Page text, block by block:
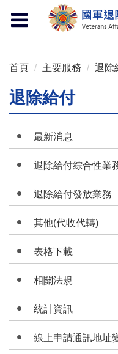
Toggle
navigation
首頁 主要服務 退除
退除給付
最新消息
退除給付綜合性業
退除給付發放業務
其他(代收代轉)
表格下載
相關法規
統計資訊
線上申請通訊地址